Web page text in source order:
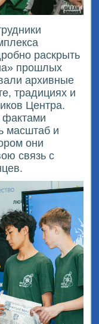
раскрыть
прошлых
архивные
традициях и
Центра.
фактами
масштаб и
они
связь с